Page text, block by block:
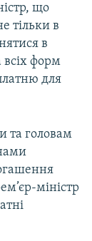
що
тільки в
в
всіх форм
для
та головам
міністр